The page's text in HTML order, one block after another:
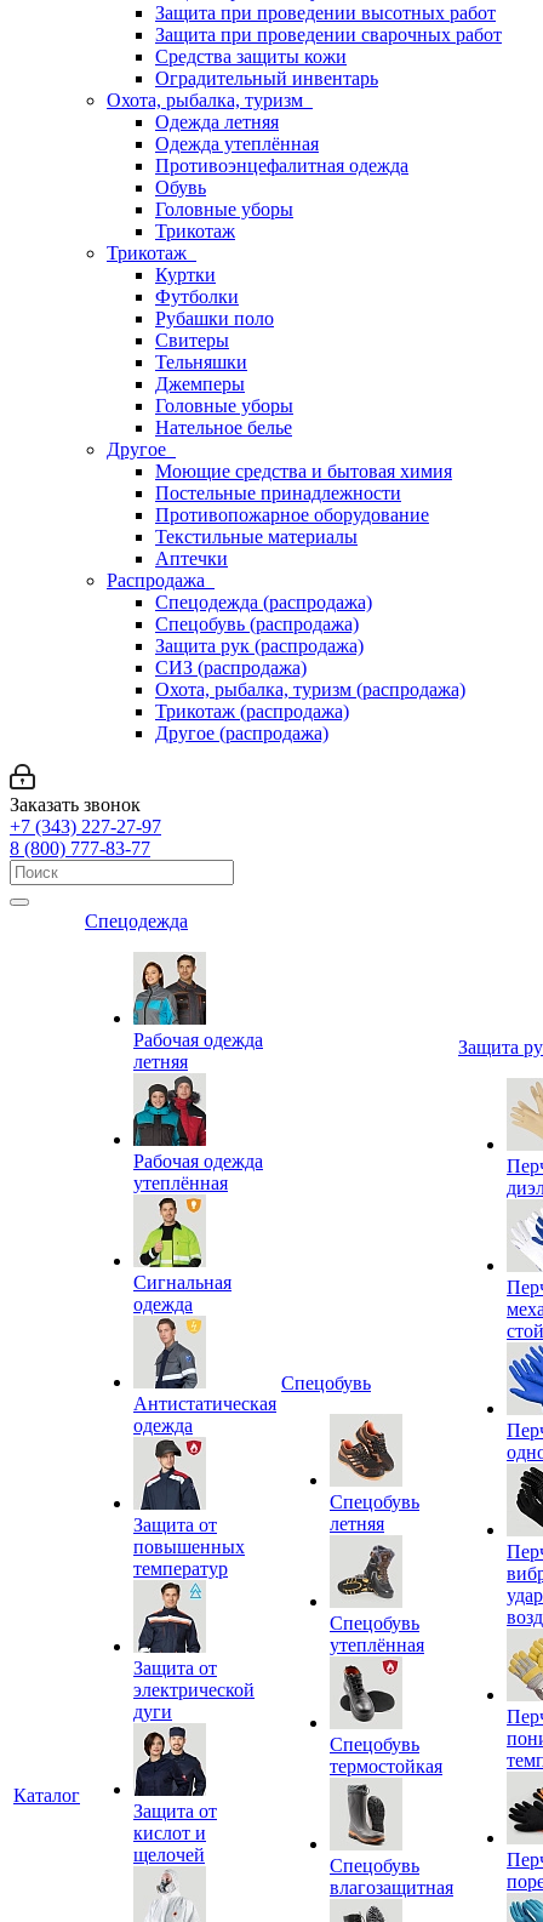
Защита при проведении высотных работ
Защита при проведении сварочных работ
Средства защиты кожи
Оградительный инвентарь
Охота, рыбалка, туризм
Одежда летняя
Одежда утеплённая
Противоэнцефалитная одежда
Обувь
Головные уборы
Трикотаж
Трикотаж
Куртки
Футболки
Рубашки поло
Свитеры
Тельняшки
Джемперы
Головные уборы
Нательное белье
Другое
Моющие средства и бытовая химия
Постельные принадлежности
Противопожарное оборудование
Текстильные материалы
Аптечки
Распродажа
Спецодежда (распродажа)
Спецобувь (распродажа)
Защита рук (распродажа)
СИЗ (распродажа)
Охота, рыбалка, туризм (распродажа)
Трикотаж (распродажа)
Другое (распродажа)
Заказать звонок
+7 (343) 227-27-97
8 (800) 777-83-77
Каталог
Спецодежда
Рабочая одежда
летняя
Рабочая одежда
утеплённая
Сигнальная
одежда
Антистатическая
одежда
Защита от
повышенных
температур
Защита от
электрической
дуги
Защита от
кислот и
щелочей
Спецобувь
Спецобувь
летняя
Спецобувь
утеплённая
Спецобувь
термостойкая
Спецобувь
влагозащитная
Защита